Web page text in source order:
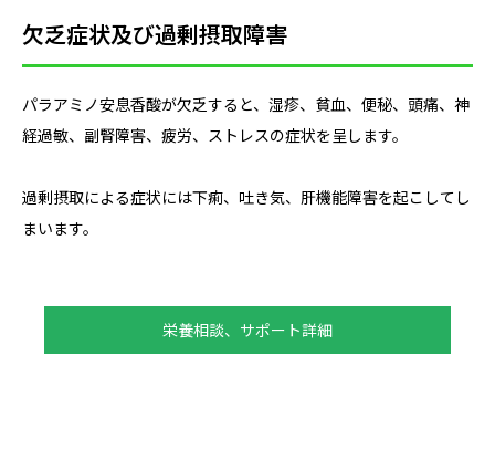
欠乏症状及び過剰摂取障害
パラアミノ安息香酸が欠乏すると、湿疹、貧血、便秘、頭痛、神
経過敏、副腎障害、疲労、ストレスの症状を呈します。
過剰摂取による症状には下痢、吐き気、肝機能障害を起こしてし
まいます。
栄養相談、サポート詳細